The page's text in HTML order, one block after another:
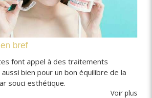
bref
font appel à des traitements
bien pour un bon équilibre de la
souci esthétique.
Voir plus